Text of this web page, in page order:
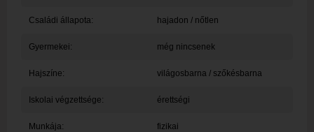
Családi állapota: hajadon / nőtlen
Gyermekei: még nincsenek
Hajszíne: világosbarna / szőkésbarna
Iskolai végzettsége: érettségi
Munkája: fizikai